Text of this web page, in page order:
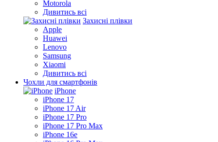
Motorola
Дивитись всі
Захисні плівки
Apple
Huawei
Lenovo
Samsung
Xiaomi
Дивитись всі
Чохли для смартфонів
iPhone
iPhone 17
iPhone 17 Air
iPhone 17 Pro
iPhone 17 Pro Max
iPhone 16e